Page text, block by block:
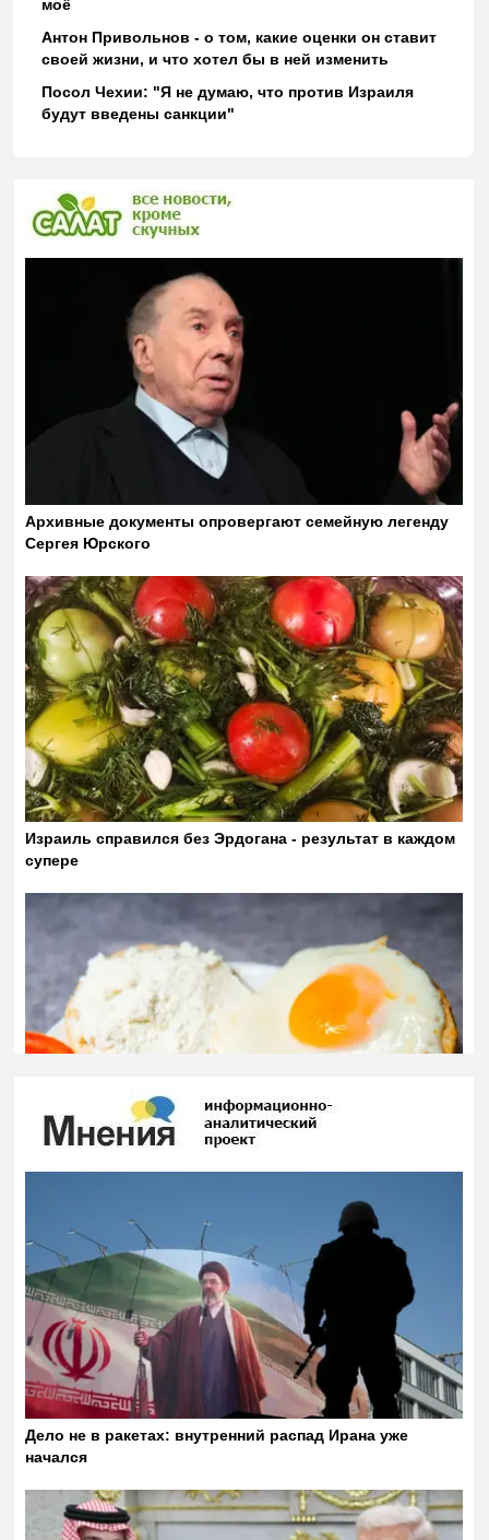
моё
Антон Привольнов - о том, какие оценки он ставит
своей жизни, и что хотел бы в ней изменить
Посол Чехии: "Я не думаю, что против Израиля
будут введены санкции"